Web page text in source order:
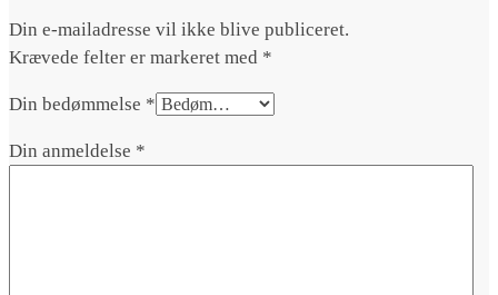
Din e-mailadresse vil ikke blive publiceret.
Krævede felter er markeret med *
Din bedømmelse *
Din anmeldelse *